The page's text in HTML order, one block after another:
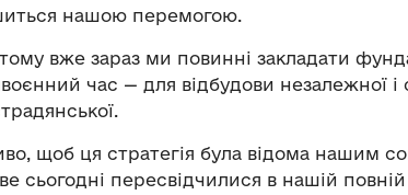
нашою перемогою.
вже зараз ми повинні закладати
час — для відбудови незалежної і
щоб ця стратегія була відома нашим
сьогодні пересвідчилися в нашій повній